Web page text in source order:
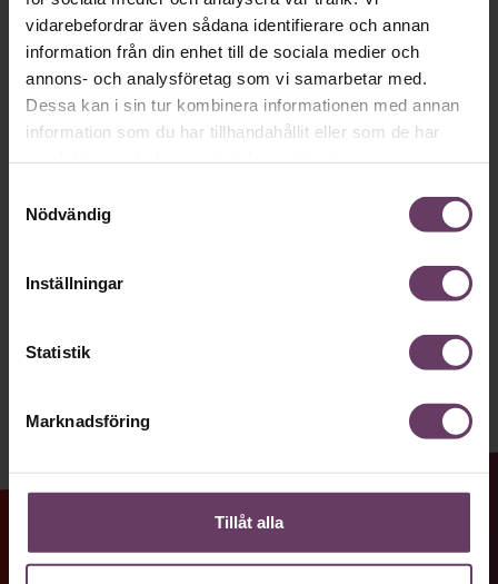
vidarebefordrar även sådana identifierare och annan
information från din enhet till de sociala medier och
annons- och analysföretag som vi samarbetar med.
Dessa kan i sin tur kombinera informationen med annan
information som du har tillhandahållit eller som de har
Nödvändig
Inställningar
Statistik
Marknadsföring
Tillåt alla
Håll dig uppdaterad med våra
nyhetsbrev!
Våra populära nyhetsbrev samlar varje
vecka det bästa från Chef och
inspiration för dig som är chef, ledare
prenumerera idag! Det är helt kostnadsfritt.